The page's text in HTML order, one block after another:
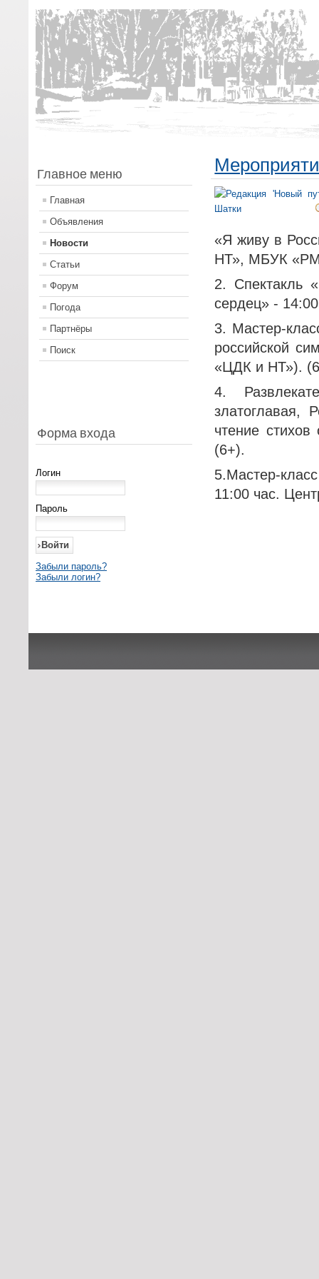
Главное меню
Главная
Объявления
Новости
Статьи
Форум
Погода
Партнёры
Поиск
Форма входа
Логин
Пароль
Забыли пароль?
Забыли логин?
«Я живу в
НТ», МБУК
2. Спектакль
сердец» -
3. Мастер-
российской
«ЦДК и НТ»).
4.
златоглавая,
чтение
(6+).
5.Мастер-
11:00 час.